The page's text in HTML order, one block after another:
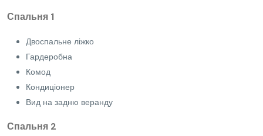
Спальня 1
Двоспальне ліжко
Гардеробна
Комод
Кондиціонер
Вид на задню веранду
Спальня 2